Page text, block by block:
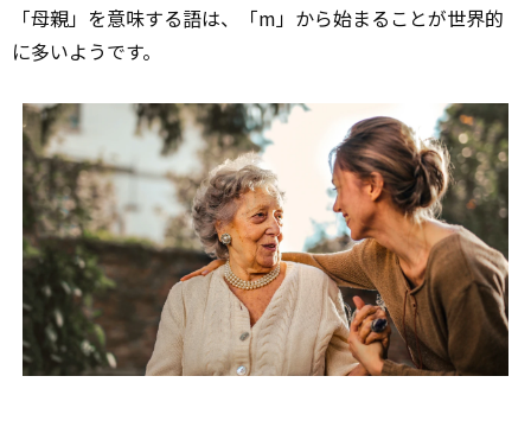
「母親」を意味する語は、「m」から始まることが世界的
に多いようです。